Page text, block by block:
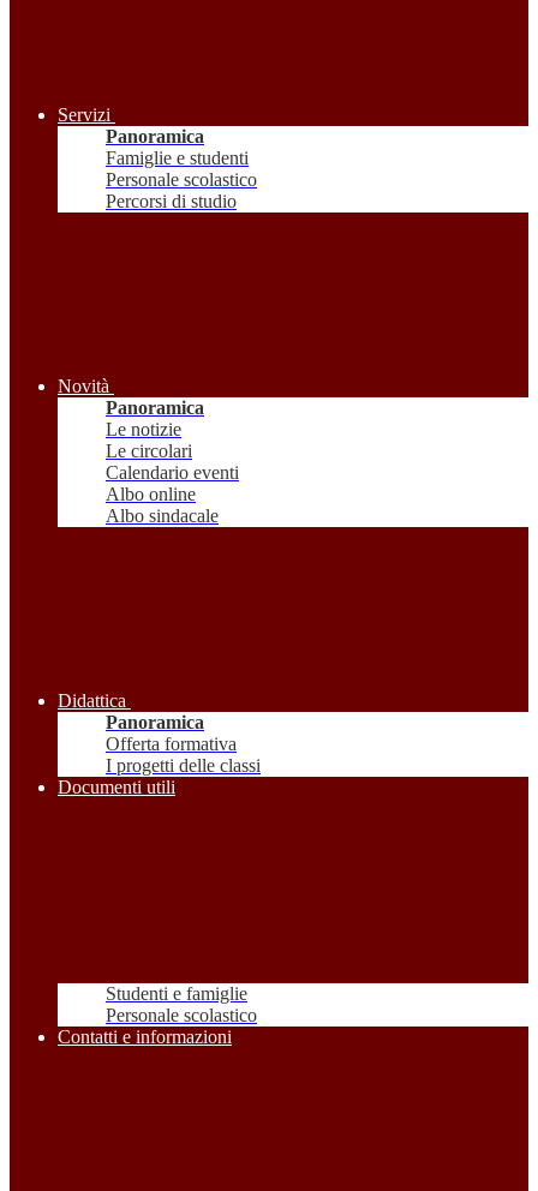
Servizi
Panoramica
Famiglie e studenti
Personale scolastico
Percorsi di studio
Novità
Panoramica
Le notizie
Le circolari
Calendario eventi
Albo online
Albo sindacale
Didattica
Panoramica
Offerta formativa
I progetti delle classi
Documenti utili
Studenti e famiglie
Personale scolastico
Contatti e informazioni